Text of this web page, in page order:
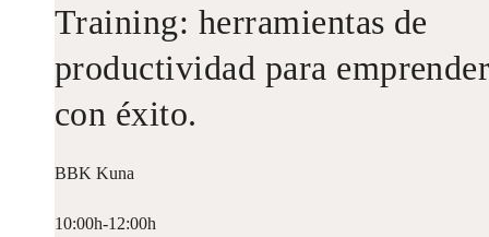
Training: herramientas de
productividad para
con éxito.
BBK Kuna
10:00h-12:00h